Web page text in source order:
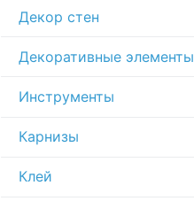
Декор стен
Декоративные элементы
Инструменты
Карнизы
Клей